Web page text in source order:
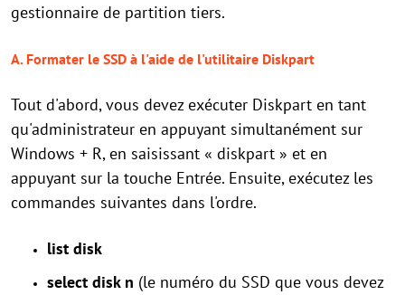
gestionnaire de partition tiers.
A. Formater le SSD à l'aide de l'utilitaire Diskpart
Tout d'abord, vous devez exécuter Diskpart en tant
qu'administrateur en appuyant simultanément sur
Windows + R, en saisissant « diskpart » et en
appuyant sur la touche Entrée. Ensuite, exécutez les
commandes suivantes dans l'ordre.
list disk
select disk n (le numéro du SSD que vous devez